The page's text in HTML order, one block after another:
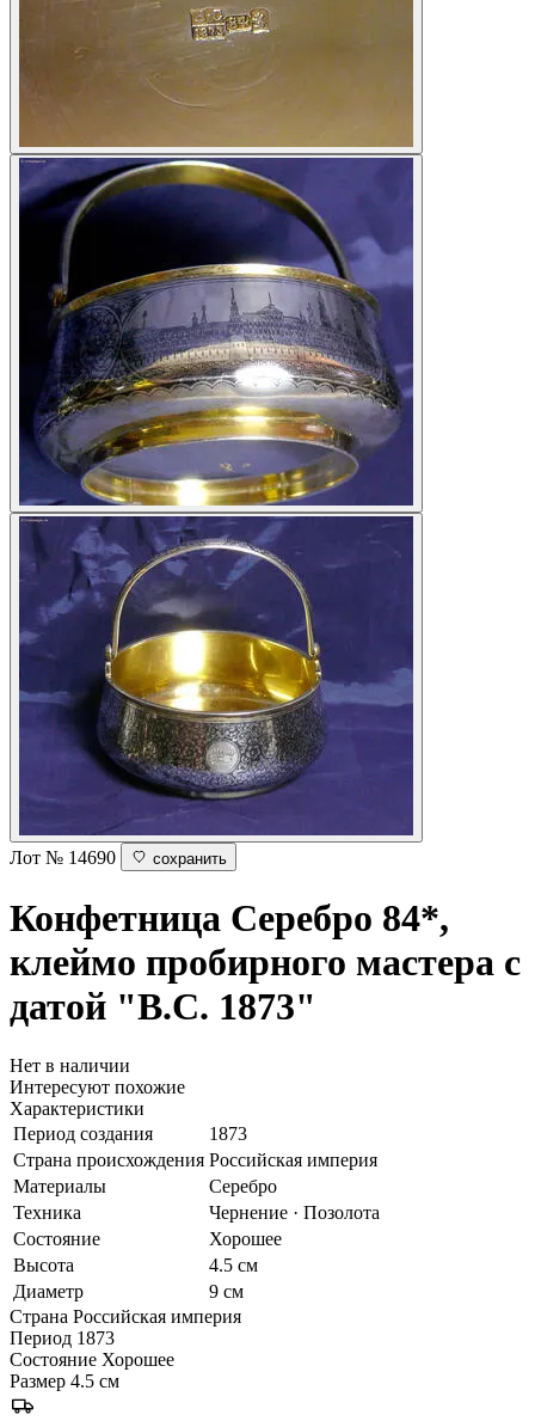
Лот № 14690 сохранить
Конфетница Серебро 84*,
клеймо пробирного мастера с
датой "В.С. 1873"
Нет в наличии
Интересуют похожие
Характеристики
Период создания
1873
Страна происхождения Российская империя
Материалы
Серебро
Техника
Чернение · Позолота
Состояние
Хорошее
Высота
4.5 см
Диаметр
9 см
Страна Российская империя
Период 1873
Состояние Хорошее
Размер 4.5 см